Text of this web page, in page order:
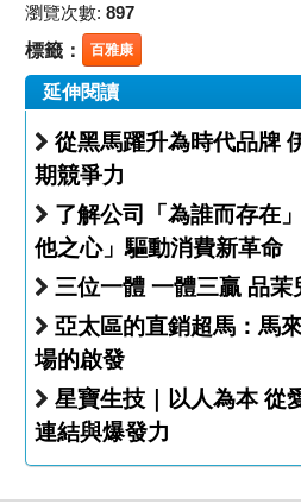
瀏覽次數: 897
標籤： 百雅康
延伸閱讀
從黑馬躍升為時代品牌 伊絲碧媞專注打造長
期競爭力
了解公司「為誰而存在」 全球吸引力以「利
他之心」驅動消費新革命
三位一
亞太區的直銷超馬：馬
場的啟發
星寶生技｜以人為本 從愛出發 圓融
連結與爆發力